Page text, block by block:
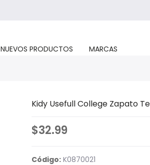
NUEVOS PRODUCTOS MARCAS
Kidy Usefull College Zapato
$32.99
Código: K0870021